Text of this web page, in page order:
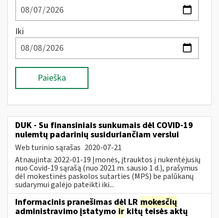
Iki
Paieška
DUK - Su finansiniais sunkumais dėl COVID-19
nulemtų padarinių susiduriančiam verslui
Web turinio sąrašas 2020-07-21
Atnaujinta: 2022-01-19 Įmonės, įtrauktos į nukentėjusių
nuo Covid-19 sąrašą (nuo 2021 m. sausio 1 d.), prašymus
dėl mokestinės paskolos sutarties (MPS) be palūkanų
sudarymui galėjo pateikti iki...
Informacinis pranešimas dėl LR mokesčių
administravimo įstatymo ir kitų teisės aktų